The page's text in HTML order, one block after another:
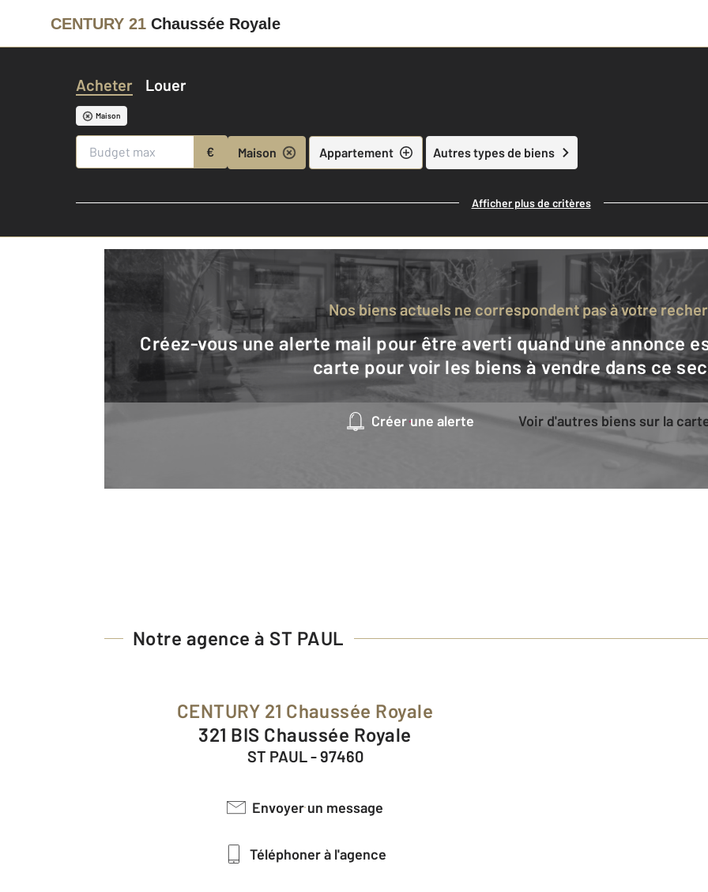
CENTURY 21 Chaussée Royale
Acheter Louer
Maison
€ Maison Appartement Autres types de biens
Afficher plus de critères
Nos biens actuels ne correspondent pas à votre
Créez-vous une alerte mail pour être averti quand une annonce est en ligne et consultez la
carte pour voir les biens à vendre dans ce
Créer une alerte Voir d'autres biens sur la
Notre agence à ST PAUL
CENTURY 21 Chaussée Royale
321 BIS Chaussée Royale
ST PAUL - 97460
Envoyer un message
Téléphoner à l'agence